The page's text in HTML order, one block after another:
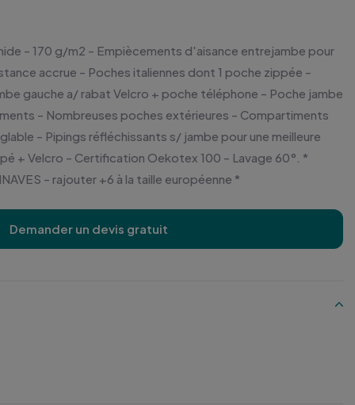
- 170 g/m2 - Empiècements d'aisance entrejambe pour
accrue - Poches italiennes dont 1 poche zippée -
gauche a/ rabat Velcro + poche téléphone - Poche jambe
- Nombreuses poches extérieures - Compartiments
- Pipings réfléchissants s/ jambe pour une meilleure
+ Velcro - Certification Oekotex 100 - Lavage 60°. *
- rajouter +6 à la taille européenne *
Demander un devis gratuit